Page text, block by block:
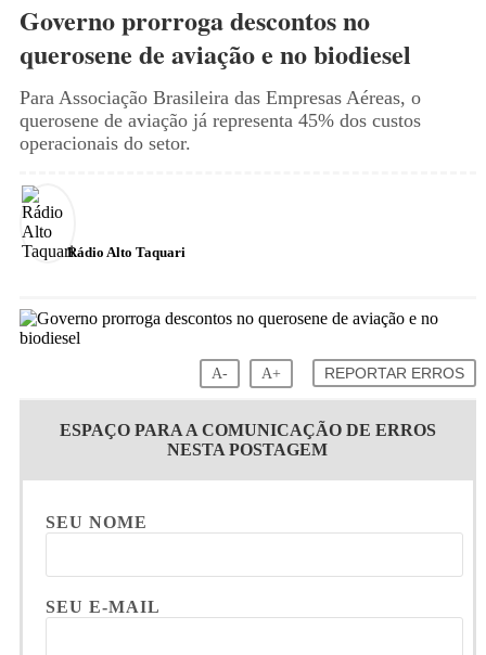
Governo prorroga descontos no
querosene de aviação e no biodiesel
Para Associação Brasileira das Empresas Aéreas, o
querosene de aviação já representa 45% dos custos
operacionais do setor.
Rádio Alto Taquari
A- A+ REPORTAR ERROS
ESPAÇO PARA A COMUNICAÇÃO DE ERROS
NESTA POSTAGEM
SEU NOME
SEU E-MAIL